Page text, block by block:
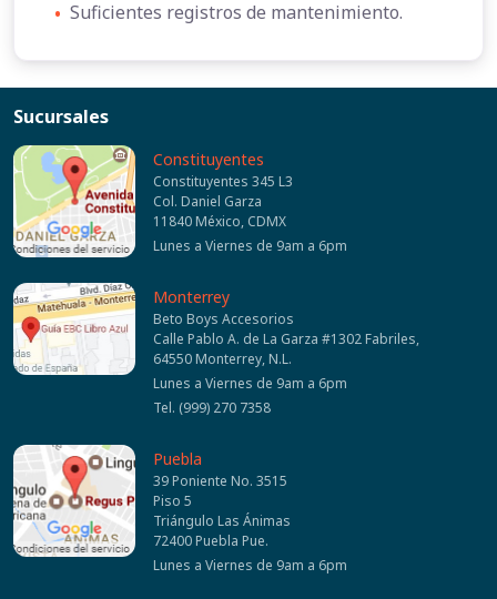
• Suficientes registros de mantenimiento.
Sucursales
Constituyentes
Constituyentes 345 L3
Col. Daniel Garza
11840 México, CDMX
Lunes a Viernes de 9am a 6pm
Monterrey
Beto Boys Accesorios
Calle Pablo A. de La Garza #1302 Fabriles,
64550 Monterrey, N.L.
Lunes a Viernes de 9am a 6pm
Tel. (999) 270 7358
Puebla
39 Poniente No. 3515
Piso 5
Triángulo Las Ánimas
72400 Puebla Pue.
Lunes a Viernes de 9am a 6pm